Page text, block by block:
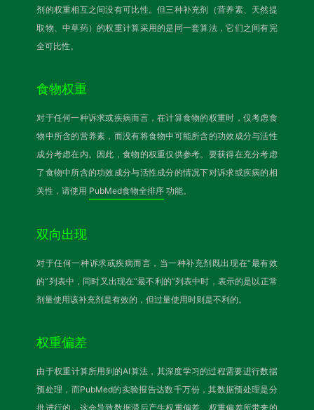
剂的权重相互之间没有可比性。但三种补充剂（营养素、天然提
取物、中草药）的权重计算采用的是同一套算法，它们之间有完
全可比性。
食物权重
对于任何一种诉求或疾病而言，在计算食物的权重时，仅考虑食
物中所含的营养素，而没有将食物中可能所含的功效成分与活性
成分考虑在内。因此，食物的权重仅供参考。要获得在充分考虑
了食物中所含的功效成分与活性成分的情况下对诉求或疾病的相
关性，请使用 PubMed食物全排序 功能。
双向出现
对于任何一种诉求或疾病而言，当一种补充剂既出现在“最有效
的”列表中，同时又出现在“最不利的”列表中时，表示的是以正常
剂量使用该补充剂是有效的，但过量使用时则是不利的。
权重偏差
由于权重计算所用到的AI算法，其深度学习的过程需要进行数据
预处理，而PubMed的实验报告达数千万份，其数据预处理是分
批进行的，这会导致数据滞后产生权重偏差。权重偏差所带来的